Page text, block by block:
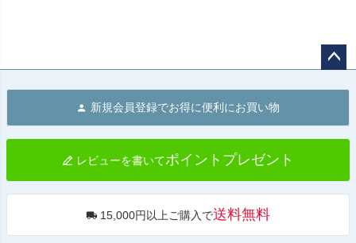
へ
新規会員登録でお得に便利にお買い物
レビューを書いてポイントプレゼント
15,000円以上ご購入で送料無料